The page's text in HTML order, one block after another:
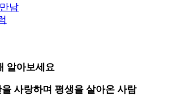
남
알아보세요
사랑하며 평생을 살아온 사람